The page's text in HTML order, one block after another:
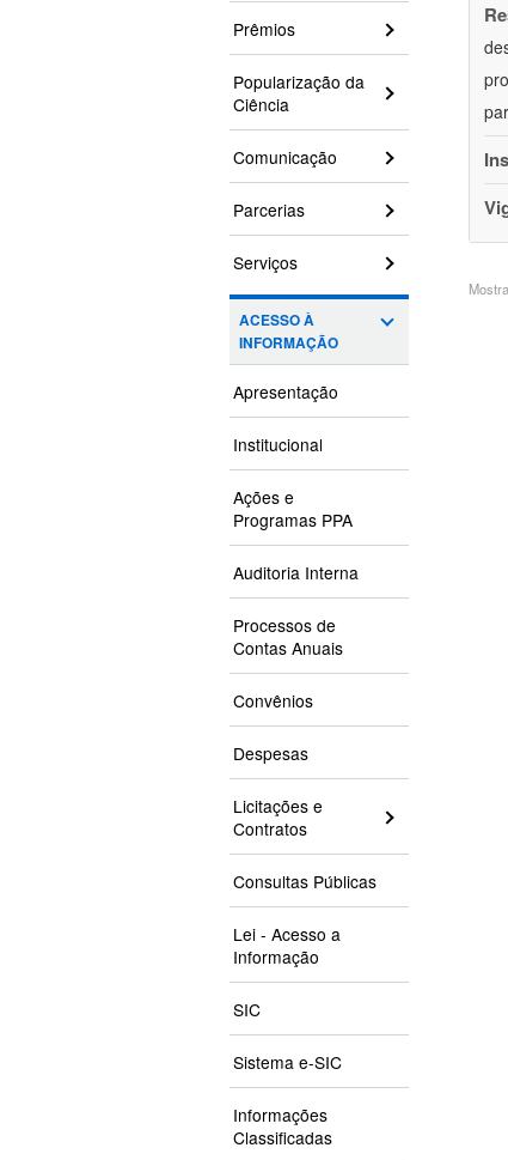
Prêmios
Popularização da
Ciência
Comunicação
Parcerias
Serviços
ACESSO À
INFORMAÇÃO
Apresentação
Institucional
Ações e
Programas PPA
Auditoria Interna
Processos de
Contas Anuais
Convênios
Despesas
Licitações e
Contratos
Consultas Públicas
Lei - Acesso a
Informação
SIC
Sistema e-SIC
Informações
Classificadas